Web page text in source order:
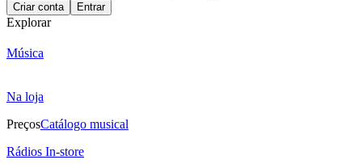
Criar conta Entrar
Explorar
Música
Na loja
PreçosCatálogo musical
Rádios In-store